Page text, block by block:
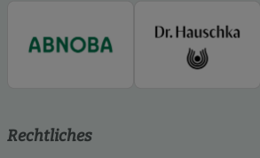
Rechtliches